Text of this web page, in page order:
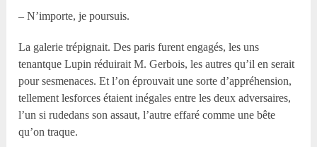
– N’importe, je poursuis.
La galerie trépignait. Des paris furent engagés, les uns
tenantque Lupin réduirait M. Gerbois, les autres qu’il en serait
pour sesmenaces. Et l’on éprouvait une sorte d’appréhension,
tellement lesforces étaient inégales entre les deux adversaires,
l’un si rudedans son assaut, l’autre effaré comme une bête
qu’on traque.